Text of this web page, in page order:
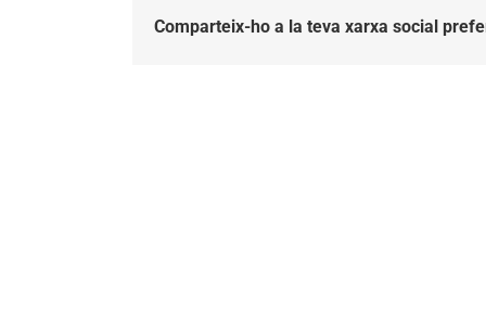
Comparteix-ho a la teva xarxa social